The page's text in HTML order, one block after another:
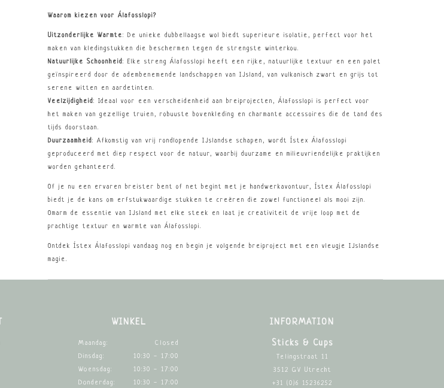
Waarom kiezen voor Álafosslopi?
Uitzonderlijke Warmte: De unieke dubbellaagse wol biedt superieure isolatie, perfect voor het
maken van kledingstukken die beschermen tegen de strengste winterkou.
Natuurlijke Schoonheid : Elke streng Álafosslopi heeft een rijke, natuurlijke textuur en een palet
geïnspireerd door de adembenemende landschappen van IJsland, van vulkanisch zwart en grijs tot
serene witten en aardetinten.
Veelzijdigheid : Ideaal voor een verscheidenheid aan breiprojecten, Álafosslopi is perfect voor
het maken van gezellige truien, robuuste bovenkleding en charmante accessoires die de tand des
tijds doorstaan.
Duurzaamheid : Afkomstig van vrij rondlopende IJslandse schapen, wordt Ístex Álafosslopi
geproduceerd met diep respect voor de natuur, waarbij duurzame en milieuvriendelijke praktijken
worden gehanteerd.
Of je nu een ervaren breister bent of net begint met je handwerkavontuur, Ístex Álafosslopi
biedt je de kans om erfstukwaardige stukken te creëren die zowel functioneel als mooi zijn.
Omarm de essentie van IJsland met elke steek en laat je creativiteit de vrije loop met de
prachtige textuur en warmte van Álafosslopi.
Ontdek Ístex Álafosslopi vandaag nog en begin je volgende breiproject met een vleugje IJslandse
magie.
WINKEL
Maandag:
Closed
Dinsdag:
10:30 - 17:00
Woensdag:
10:30 - 17:00
Donderdag:
10:30 - 17:00
INFORMATION
Sticks & Cups
Telingstraat 11
3512 GV Utrecht
+31 (0)6 15236252